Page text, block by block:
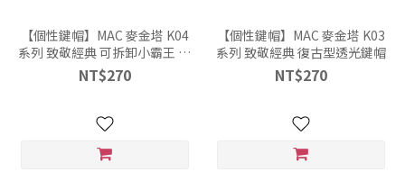
【個性鍵帽】MAC 麥金塔 K04
系列 致敬經典 可拆卸小霸王 透
光鍵帽
NT$270
【個性鍵帽】MAC 麥金塔 K03
系列 致敬經典 復古型透光鍵帽
NT$270